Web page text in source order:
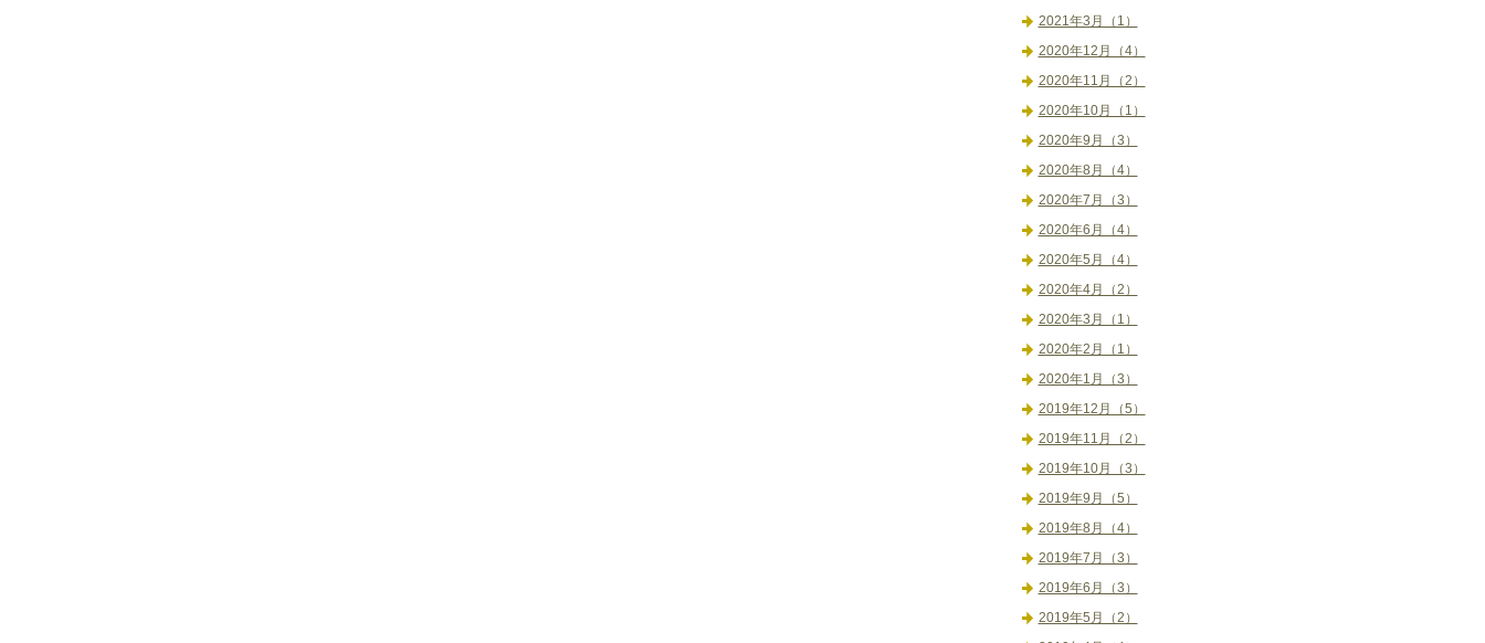
2021年3月（1）
2020年12月（4）
2020年11月（2）
2020年10月（1）
2020年9月（3）
2020年8月（4）
2020年7月（3）
2020年6月（4）
2020年5月（4）
2020年4月（2）
2020年3月（1）
2020年2月（1）
2020年1月（3）
2019年12月（5）
2019年11月（2）
2019年10月（3）
2019年9月（5）
2019年8月（4）
2019年7月（3）
2019年6月（3）
2019年5月（2）